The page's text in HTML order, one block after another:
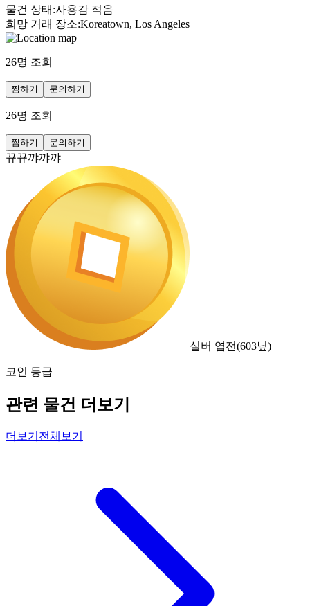
물건 상태 :사용감 적음
희망 거래 장소:Koreatown, Los Angeles
26명 조회
찜하기 문의하기
26명 조회
찜하기 문의하기
뀨뀨꺄꺄꺄
실버 엽전(603닢)
코인 등급
관련 물건 더보기
더보기 전체보기